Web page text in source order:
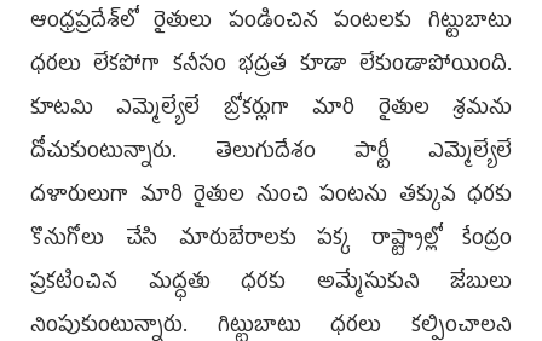
ఆంధ్ర‌ప్ర‌దేశ్‌లో రైతులు పండించిన పంట‌ల‌కు గిట్టుబాటు
ధ‌ర‌లు లేక‌పోగా క‌నీసం భ‌ద్ర‌త కూడా లేకుండాపోయింది.
కూట‌మి ఎమ్మెల్యేలే బ్రోక‌ర్లుగా మారి రైతుల శ్ర‌మ‌ను
దోచుకుంటున్నారు. తెలుగుదేశం పార్టీ ఎమ్మెల్యేలే
ద‌ళారులుగా మారి రైతుల నుంచి పంట‌ను త‌క్కువ ధ‌ర‌కు
కొనుగోలు చేసి మారుబేరాల‌కు ప‌క్క రాష్ట్రాల్లో కేంద్రం
ప్ర‌క‌టించిన మ‌ద్ధ‌తు ధ‌ర‌కు అమ్మేసుకుని జేబులు
నింపుకుంటున్నారు. గిట్టుబాటు ధ‌ర‌లు కల్పించాల‌ని